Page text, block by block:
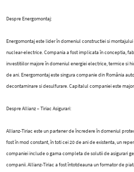
Despre Energomontaj:
Energomontaj este lider în domeniul constructiei si
nuclear-electrice. Compania a fost implicata în conceptia,
investitiilor majore în domeniul energiei electrice, termice si
de ani. Energomontaj este singura companie din România
decontaminare si desulfurare. Capitalul companiei este
Despre Allianz – Tiriac Asigurari:
Allianz-Tiriac este un partener de încredere în domeniul
fost în mod constant, în toti cei 20 de ani de existenta, un
companiei include o gama completa de solutii de asigurari
companii. Allianz-Tiriac a fost întotdeauna un formator de